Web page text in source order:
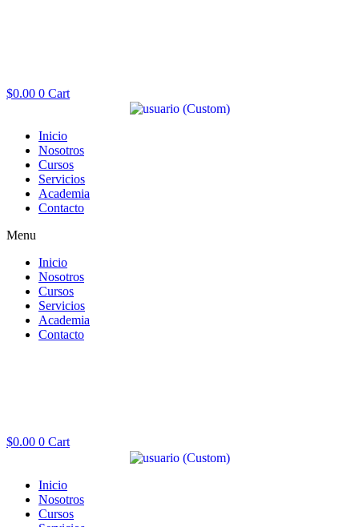
$0.00 0 Cart
Inicio
Nosotros
Cursos
Servicios
Academia
Contacto
Menu
Inicio
Nosotros
Cursos
Servicios
Academia
Contacto
$0.00 0 Cart
Inicio
Nosotros
Cursos